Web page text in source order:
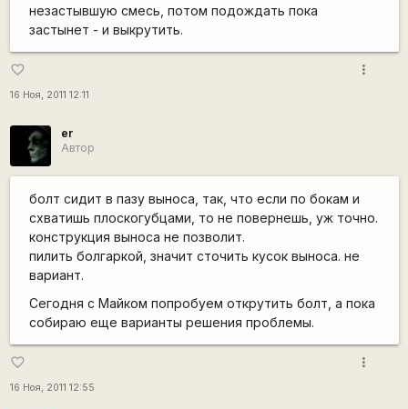
незастывшую смесь, потом подождать пока
застынет - и выкрутить.
favorite_border
16 Ноя, 2011 12:11
more_vert
er
Автор
болт сидит в пазу выноса, так, что если по бокам и
схватишь плоскогубцами, то не повернешь, уж точно.
конструкция выноса не позволит.
пилить болгаркой, значит сточить кусок выноса. не
вариант.
Сегодня с Майком попробуем открутить болт, а пока
собираю еще варианты решения проблемы.
favorite_border
16 Ноя, 2011 12:55
more_vert